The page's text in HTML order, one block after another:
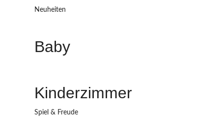
Neuheiten
Baby
Kinderzimmer
Spiel & Freude